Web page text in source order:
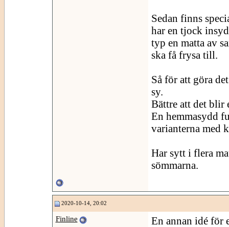
Sedan finns
har en tjock
typ en matta av
ska få frysa till.
Så för att göra
sy.
Bättre att det blir
En hemmasydd
varianterna med
Har sytt i flera
sömmarna.
2020-10-14, 20:02
Finline
En annan idé för